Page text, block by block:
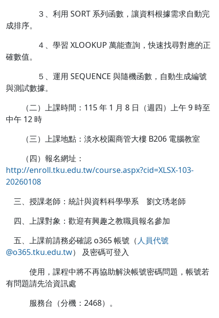
３、利用 SORT 系列函數，讓資料根據需求自動完
成排序。
４、學習 XLOOKUP 萬能查詢，快速找尋對應的正
確數值。
５、運用 SEQUENCE 與隨機函數，自動生成編號
與測試數據。
（二）上課時間：115 年 1 月 8 日（週四）上午 9 時至
中午 12 時
（三）上課地點：淡水校園商管大樓 B206 電腦教室
（四）報名網址：
http://enroll.tku.edu.tw/course.aspx?cid=XLSX-103-
20260108
三、授課老師：統計與資料科學學系 劉文琇老師
四、上課對象：歡迎有興趣之教職員報名參加
五、上課前請務必確認 o365 帳號（人員代號
@o365.tku.edu.tw） 及密碼可登入
使用，課程中將不再協助解決帳號密碼問題，帳號若
有問題請先洽資訊處
服務台（分機：2468）。